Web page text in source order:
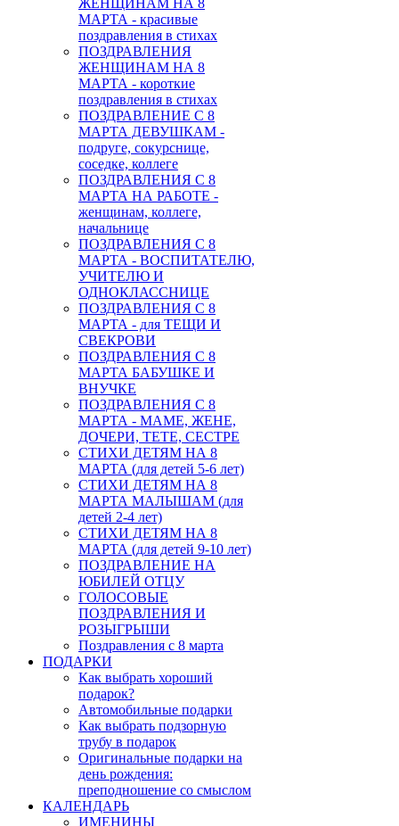
ЖЕНЩИНАМ НА 8
МАРТА - красивые
поздравления в стихах
ПОЗДРАВЛЕНИЯ
ЖЕНЩИНАМ НА 8
МАРТА - короткие
поздравления в стихах
ПОЗДРАВЛЕНИЕ С 8
МАРТА ДЕВУШКАМ -
подруге, сокурснице,
соседке, коллеге
ПОЗДРАВЛЕНИЯ С 8
МАРТА НА РАБОТЕ -
женщинам, коллеге,
начальнице
ПОЗДРАВЛЕНИЯ С 8
МАРТА - ВОСПИТАТЕЛЮ,
УЧИТЕЛЮ И
ОДНОКЛАССНИЦЕ
ПОЗДРАВЛЕНИЯ С 8
МАРТА - для ТЕЩИ И
СВЕКРОВИ
ПОЗДРАВЛЕНИЯ С 8
МАРТА БАБУШКЕ И
ВНУЧКЕ
ПОЗДРАВЛЕНИЯ С 8
МАРТА - МАМЕ, ЖЕНЕ,
ДОЧЕРИ, ТЕТЕ, СЕСТРЕ
СТИХИ ДЕТЯМ НА 8
МАРТА (для детей 5-6 лет)
СТИХИ ДЕТЯМ НА 8
МАРТА МАЛЫШАМ (для
детей 2-4 лет)
СТИХИ ДЕТЯМ НА 8
МАРТА (для детей 9-10 лет)
ПОЗДРАВЛЕНИЕ НА
ЮБИЛЕЙ ОТЦУ
ГОЛОСОВЫЕ
ПОЗДРАВЛЕНИЯ И
РОЗЫГРЫШИ
Поздравления с 8 марта
ПОДАРКИ
Как выбрать хороший
подарок?
Автомобильные подарки
Как выбрать подзорную
трубу в подарок
Оригинальные подарки на
день рождения:
преподношение со смыслом
КАЛЕНДАРЬ
ИМЕНИНЫ